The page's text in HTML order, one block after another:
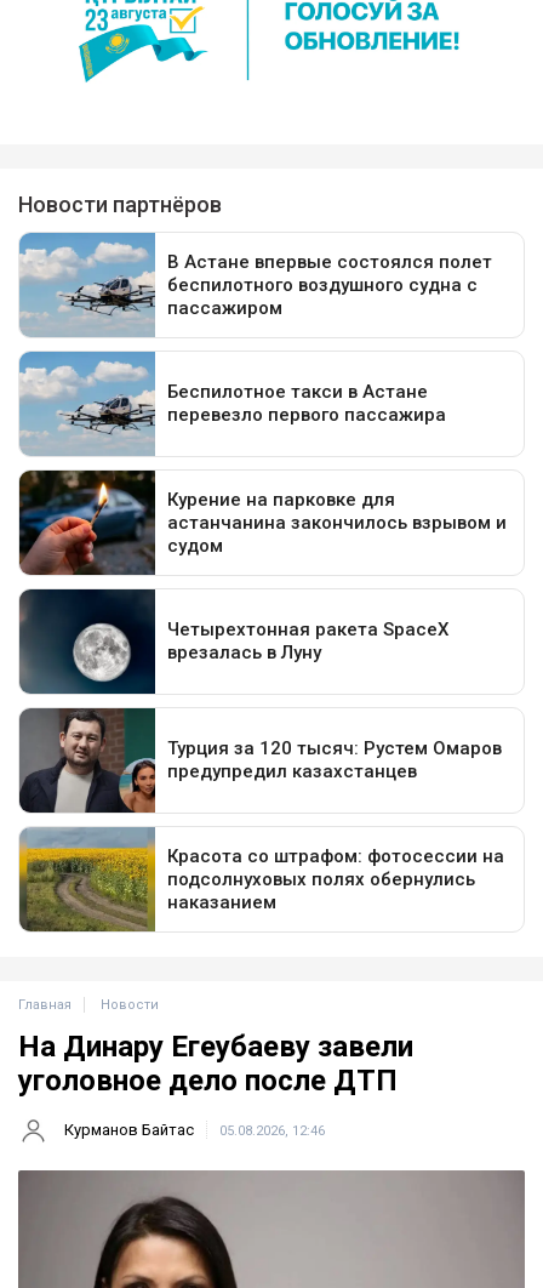
Главная Новости
На Динару Егеубаеву завели
уголовное дело после ДТП
Курманов Байтас 05.08.2026, 12:46